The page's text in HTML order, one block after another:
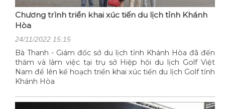
Chương trình triển khai xúc tiến du lịch tỉnh Khánh
Hòa
24/11/2022 15:15
Bà Thanh - Giám đốc sở du lịch tỉnh Khánh Hòa đã đến
thăm và làm việc tại trụ sở Hiệp hội du lịch Golf Việt
Nam để lên kế hoạch triển khai xúc tiến du lịch Golf tỉnh
Khánh Hòa